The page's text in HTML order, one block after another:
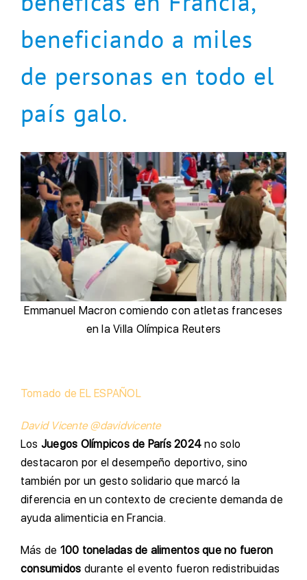
beneficiando a miles
de personas en todo el
país galo.
Emmanuel Macron comiendo con atletas franceses
en la Villa Olímpica Reuters
Tomado de EL ESPAÑOL
David Vicente@davidvicente
Los Juegos Olímpicos de París 2024 no solo
destacaron por el desempeño deportivo, sino
también por un gesto solidario que marcó la
diferencia en un contexto de creciente demanda de
ayuda alimenticia en Francia.
Más de 100 toneladas de alimentos que no fueron
consumidos durante el evento fueron redistribuidas